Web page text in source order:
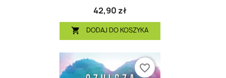
42,90 zł
 DODAJ DO KOSZYKA
favorite_border